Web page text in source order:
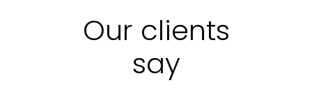
Our clients
say